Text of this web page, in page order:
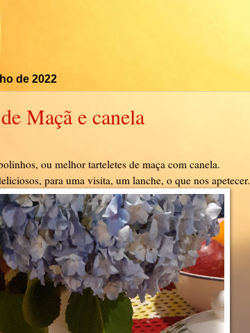
de 2022
Maçã e canela
ou melhor tarteletes de maça com canela.
para uma visita, um lanche, o que nos apetecer.